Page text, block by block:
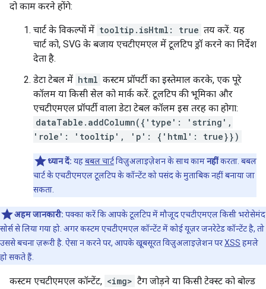
दो काम करने होंगे:
चार्ट के विकल्पों में tooltip.isHtml: true तय करें. यह
चार्ट को, SVG के बजाय एचटीएमएल में टूलटिप ड्रॉ करने का निर्देश
देता है.
डेटा टेबल में html कस्टम प्रॉपर्टी का इस्तेमाल करके, एक पूरे
कॉलम या किसी सेल को मार्क करें. टूलटिप की भूमिका और
एचटीएमएल प्रॉपर्टी वाला डेटा टेबल कॉलम इस तरह का होगा:
dataTable.addColumn({'type': 'string',
'role': 'tooltip', 'p': {'html': true}})
ध्यान दें: यहबबल चार्टविज़ुअलाइज़ेशन के साथ कामनहींकरता. बबल
चार्ट के एचटीएमएल टूलटिप के कॉन्टेंट को पसंद के मुताबिक नहीं बनाया जा
सकता.
अहम जानकारी: पक्का करें कि आपके टूलटिप में मौजूद एचटीएमएल किसी भरोसेमंद
सोर्स से लिया गया हो. अगर कस्टम एचटीएमएल कॉन्टेंट में कोई यूज़र जनरेटेड कॉन्टेंट है, तो
उससे बचना ज़रूरी है. ऐसा न करने पर, आपके खूबसूरत विज़ुअलाइज़ेशन परXSS हमले
हो सकते हैं.
कस्टम एचटीएमएल कॉन्टेंट, <img> टैग जोड़ने या किसी टेक्स्ट को बोल्ड